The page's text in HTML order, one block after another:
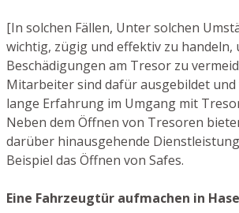
[In solchen Fällen, Unter solchen
wichtig, zügig und effektiv zu handeln,
Beschädigungen am Tresor zu
Mitarbeiter sind dafür ausgebildet
lange Erfahrung im Umgang mit
Neben dem Öffnen von Tresoren
darüber hinausgehende
Beispiel das Öffnen von Safes.
Eine Fahrzeugtür aufmachen in